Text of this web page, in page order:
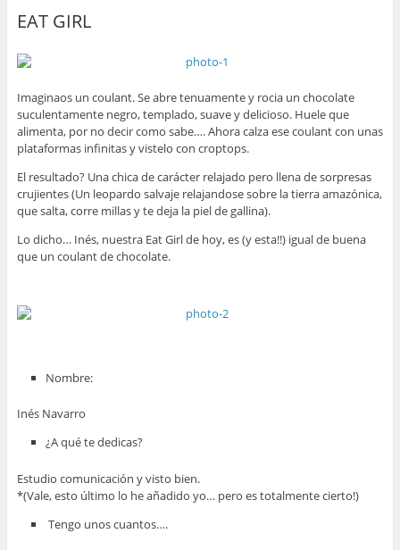
EAT GIRL
Imaginaos un coulant. Se abre tenuamente y rocia un chocolate
suculentamente negro, templado, suave y delicioso. Huele que
alimenta, por no decir como sabe…. Ahora calza ese coulant con unas
plataformas infinitas y vistelo con croptops.
El resultado? Una chica de carácter relajado pero llena de sorpresas
crujientes (Un leopardo salvaje relajandose sobre la tierra amazónica,
que salta, corre millas y te deja la piel de gallina).
Lo dicho… Inés, nuestra Eat Girl de hoy, es (y esta!!) igual de buena
que un coulant de chocolate.
Nombre:
Inés Navarro
¿A qué te dedicas?
Estudio comunicación y visto bien.
*(Vale, esto último lo he añadido yo… pero es totalmente cierto!)
Tengo unos cuantos….